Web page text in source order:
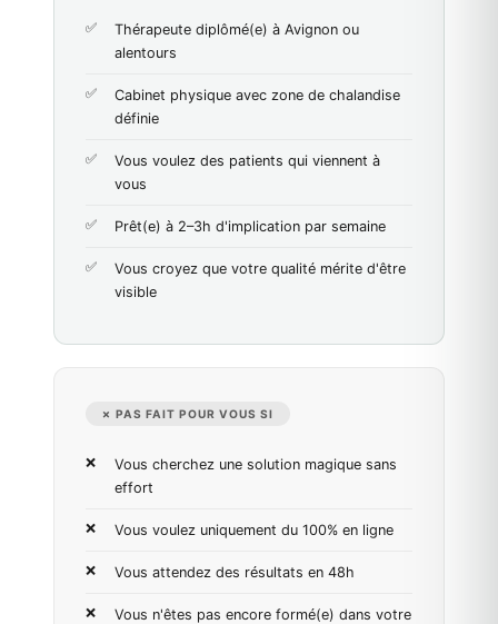
Thérapeute diplômé(e) à Avignon ou
alentours
Cabinet physique avec zone de chalandise
définie
Vous voulez des patients qui viennent à
vous
Prêt(e) à 2–3h d'implication par semaine
Vous croyez que votre qualité mérite d'être
visible
✗ PAS FAIT POUR VOUS SI
Vous cherchez une solution magique sans
effort
Vous voulez uniquement du 100% en ligne
Vous attendez des résultats en 48h
Vous n'êtes pas encore formé(e) dans votre